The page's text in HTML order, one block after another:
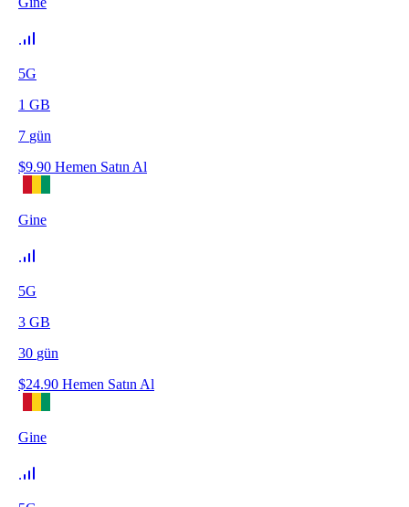
5G
1 GB
7 gün
$9.90 Hemen Satın Al
Gine
5G
3 GB
30 gün
$24.90 Hemen Satın Al
Gine